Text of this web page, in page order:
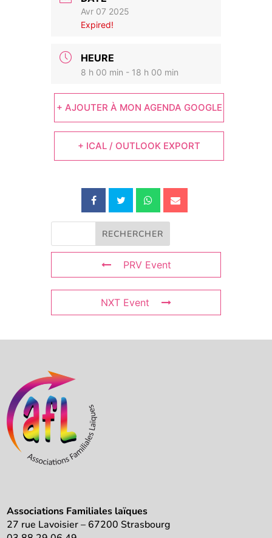
Avr 07 2025
Expired!
HEURE
8 h 00 min - 18 h 00 min
+ AJOUTER À MON AGENDA GOOGLE
+ ICAL / OUTLOOK EXPORT
PRV Event
NXT Event
Associations Familiales laïques
27 rue Lavoisier – 67200 Strasbourg